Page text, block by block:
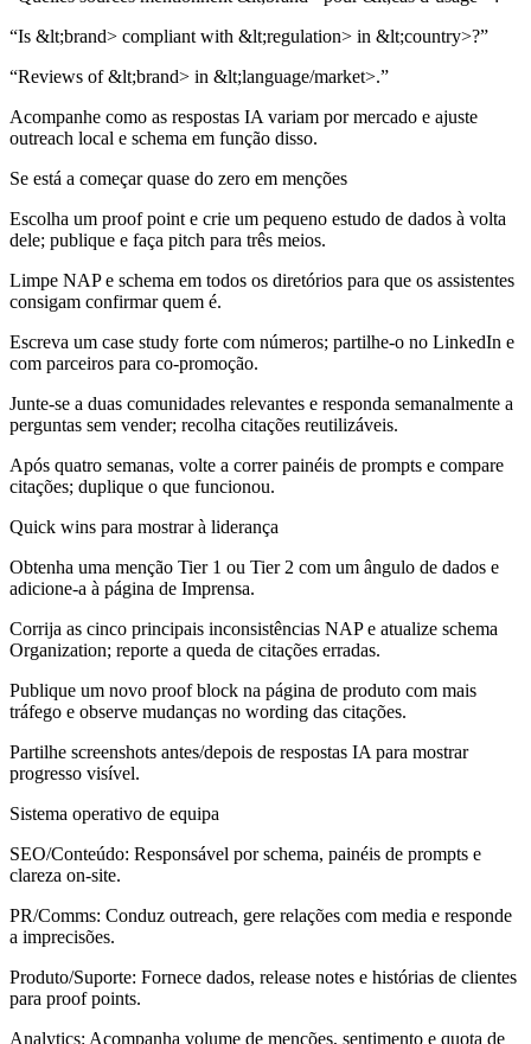
“Is &lt;brand> compliant with &lt;regulation> in &lt;country>?”
“Reviews of &lt;brand> in &lt;language/market>.”
Acompanhe como as respostas IA variam por mercado e ajuste
outreach local e schema em função disso.
Se está a começar quase do zero em menções
Escolha um proof point e crie um pequeno estudo de dados à volta
dele; publique e faça pitch para três meios.
Limpe NAP e schema em todos os diretórios para que os assistentes
consigam confirmar quem é.
Escreva um case study forte com números; partilhe-o no LinkedIn e
com parceiros para co-promoção.
Junte-se a duas comunidades relevantes e responda semanalmente a
perguntas sem vender; recolha citações reutilizáveis.
Após quatro semanas, volte a correr painéis de prompts e compare
citações; duplique o que funcionou.
Quick wins para mostrar à liderança
Obtenha uma menção Tier 1 ou Tier 2 com um ângulo de dados e
adicione-a à página de Imprensa.
Corrija as cinco principais inconsistências NAP e atualize schema
Organization; reporte a queda de citações erradas.
Publique um novo proof block na página de produto com mais
tráfego e observe mudanças no wording das citações.
Partilhe screenshots antes/depois de respostas IA para mostrar
progresso visível.
Sistema operativo de equipa
SEO/Conteúdo: Responsável por schema, painéis de prompts e
clareza on-site.
PR/Comms: Conduz outreach, gere relações com media e responde
a imprecisões.
Produto/Suporte: Fornece dados, release notes e histórias de clientes
para proof points.
Analytics: Acompanha volume de menções, sentimento e quota de